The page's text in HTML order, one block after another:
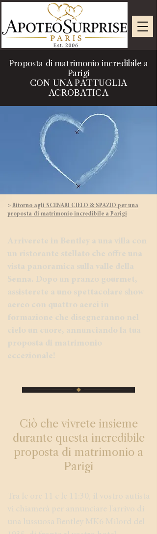
Proposta di matrimonio incredibile a
Parigi
CON UNA PATTUGLIA
ACROBATICA
> Ritorno agli SCENARI CIELO & SPAZIO per una
proposta di matrimonio incredibile a Parigi​
Arriverete in Bentley a una villa con
un ristorante stellato che offre una
vista panoramica sulla valle della
Senna. Dopo un pranzo gourmet,
assisterete a uno spettacolare show
aereo con quattro aerei in
formazione che disegneranno nel
cielo un cuore, annunciando la tua
proposta di matrimonio
eccezionale!
Ciò che vivrete insieme
durante questa incredibile
proposta di matrimonio a
Parigi
Tra le ore 11 e le 11:30, il vostro autista
vi chiamerà per annunciare l'arrivo di
una lussuosa Bentley MK6 Milord del